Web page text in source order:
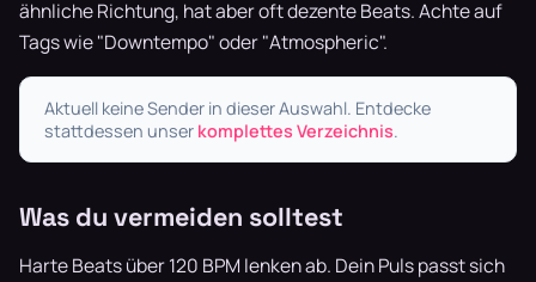
ähnliche Richtung, hat aber oft dezente Beats. Achte auf
Tags wie "Downtempo" oder "Atmospheric".
Aktuell keine Sender in dieser Auswahl. Entdecke
stattdessen unser komplettes Verzeichnis.
Was du vermeiden solltest
Harte Beats über 120 BPM lenken ab. Dein Puls passt sich